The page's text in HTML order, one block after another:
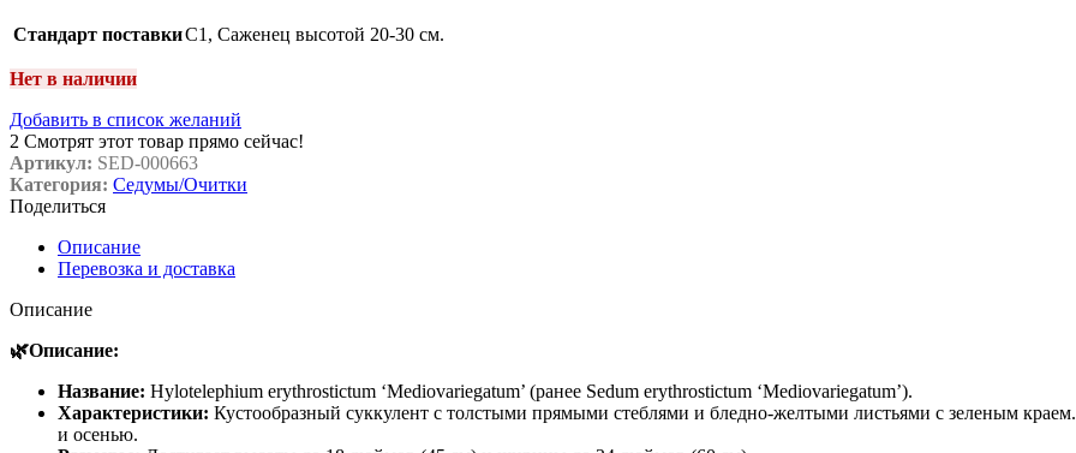
Стандарт поставкиC1 , Саженец высотой 20-30 см.
Нет в наличии
Добавить в список желаний
2 Смотрят этот товар прямо сейчас!
Артикул: SED-000663
Категория: Седумы/Очитки
Поделиться
Описание
Перевозка и доставка
Описание
🌿Описание:
Название: Hylotelephium erythrostictum ‘Mediovariegatum’ (ранее Sedum erythrostictum ‘Mediovariegatum’).
Характеристики: Кустообразный суккулент с толстыми прямыми стеблями и бледно-желтыми листьями с зеленым
и осенью.